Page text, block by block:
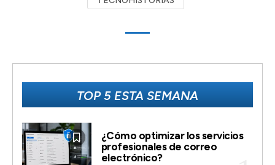
TOP 5 ESTA SEMANA
¿Cómo optimizar los servicios
profesionales de correo
electrónico?